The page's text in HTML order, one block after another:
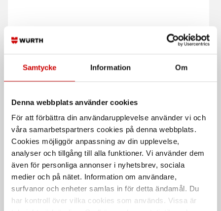
Samtycke Information Om
Denna webbplats använder cookies
För att förbättra din användarupplevelse använder vi och
våra samarbetspartners cookies på denna webbplats.
Cookies möjliggör anpassning av din upplevelse,
analyser och tillgång till alla funktioner. Vi använder dem
även för personliga annonser i nyhetsbrev, sociala
medier och på nätet. Information om användare,
surfvanor och enheter samlas in för detta ändamål. Du
har kontroll över vilka cookies som används. Vissa är
Falstång
Limmar och Tätar
Spetstång 160mm